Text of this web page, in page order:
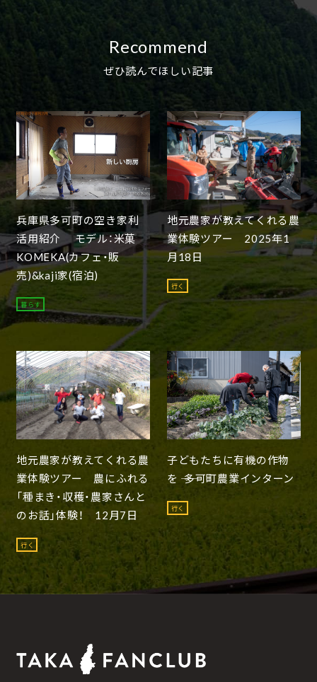
Recommend
ぜひ読んでほしい記事
兵庫県多可町の空き家利
活用紹介 モデル：米菓
KOMEKA(カフェ・販
売)&kaji家(宿泊)
暮らす
地元農家が教えてくれる農
業体験ツアー 2025年1
月18日
行く
地元農家が教えてくれる農
業体験ツアー 農にふれる
「種まき・収穫・農家さんと
のお話」体験！ 12月7日
行く
子どもたちに有機の作物
を ―― 多可町農業インターン
行く